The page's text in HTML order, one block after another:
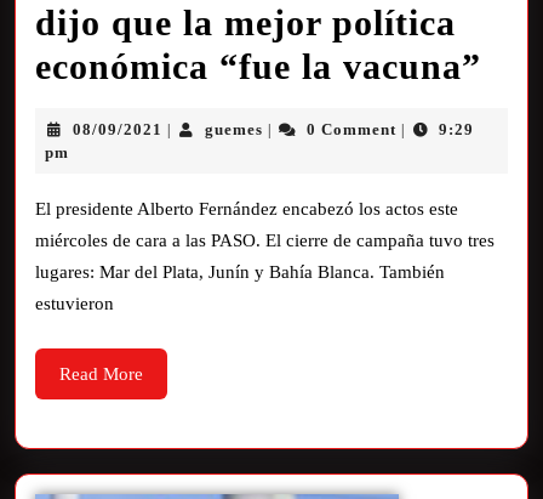
dijo que la mejor política
económica “fue la vacuna”
08/09/2021 guemes 0 Comment
9:29
pm
El presidente Alberto Fernández encabezó los actos este
miércoles de cara a las PASO. El cierre de campaña tuvo tres
lugares: Mar del Plata, Junín y Bahía Blanca. También
estuvieron
Read More